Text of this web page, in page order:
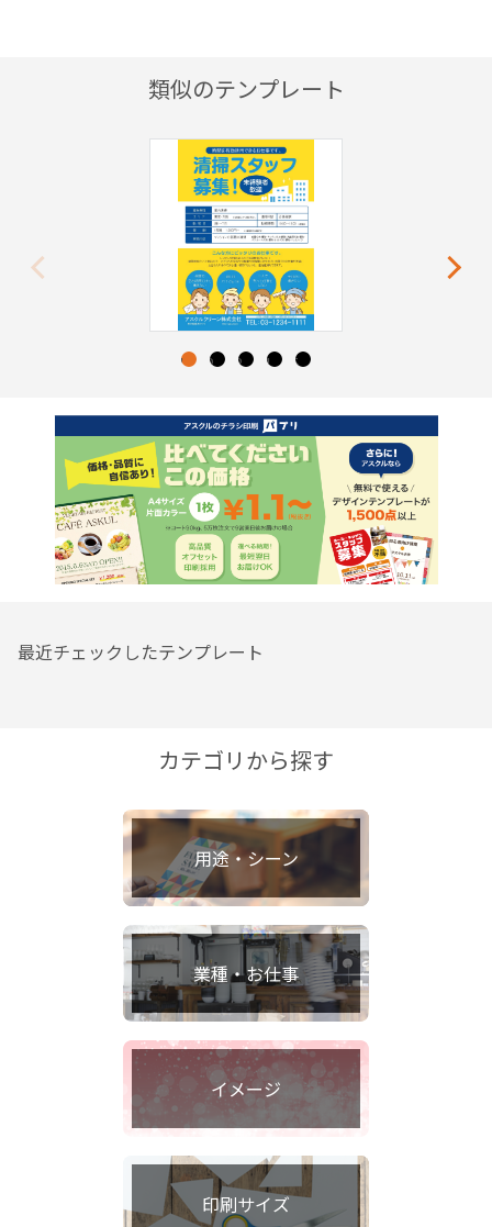
類似のテンプレート
Next
1 2 3 4 5
最近チェックしたテンプレート
カテゴリから探す
用途・シーン
業種・お仕事
イメージ
印刷サイズ